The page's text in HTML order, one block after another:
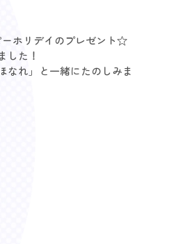
ーホリデイのプレゼント☆
した！
なれ」と一緒にたのしみま